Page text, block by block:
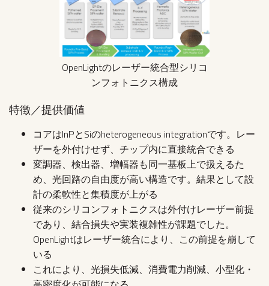
OpenLightのレーザー統合型シリコ
ンフォトニクス構成
特徴／提供価値
コアはInPとSiのheterogeneous integrationです。レー
ザーを外付けせず、チップ内に直接統合できる
変調器、検出器、増幅器も同一基板上で扱えるた
め、光回路の自由度が高い構造です。結果として設
計の柔軟性と集積度が上がる
従来のシリコンフォトニクスは外付けレーザー前提
であり、結合損失や実装複雑性が課題でした。
OpenLightはレーザー統合により、この前提を崩して
いる
これにより、光損失低減、消費電力削減、小型化・